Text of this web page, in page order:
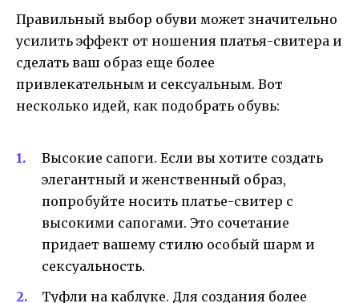
Правильный выбор обуви может значительно
усилить эффект от ношения платья-свитера и
сделать ваш образ еще более
привлекательным и сексуальным. Вот
несколько идей, как подобрать обувь:
Высокие сапоги. Если вы хотите создать
элегантный и женственный образ,
попробуйте носить платье-свитер с
высокими сапогами. Это сочетание
придает вашему стилю особый шарм и
сексуальность.
Туфли на каблуке. Для создания более